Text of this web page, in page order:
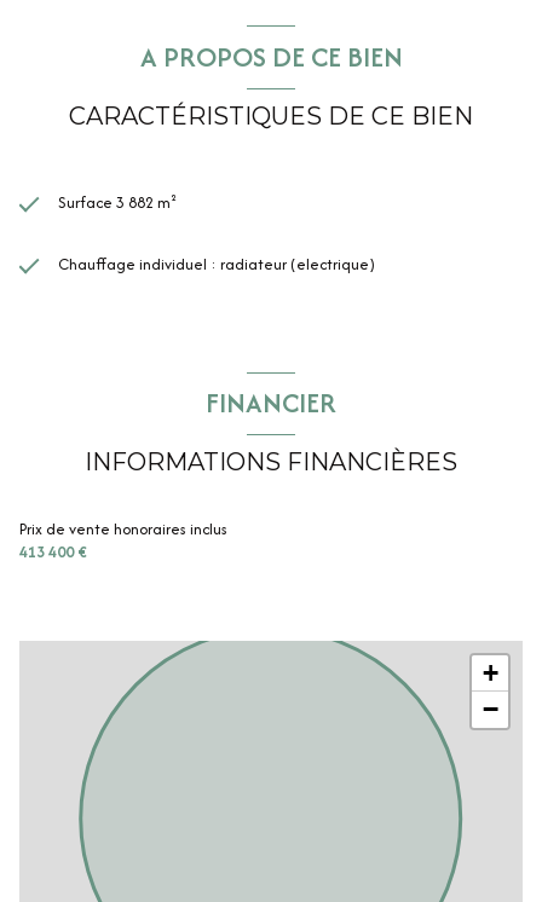
A PROPOS DE CE BIEN
CARACTÉRISTIQUES DE CE BIEN
Surface 3 882 m²
Chauffage individuel : radiateur (electrique)
FINANCIER
INFORMATIONS FINANCIÈRES
Prix de vente honoraires inclus
413 400 €
+
−